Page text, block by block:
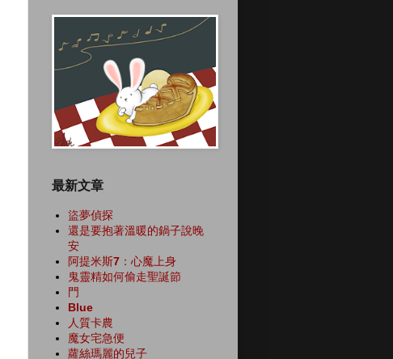
最新文章
盜夢偵探
還是要抱著溫暖的鍋子說晚
安
阿提米斯7：心魔上身
鬼靈精如何偷走聖誕節
門
Blue
人質卡農
魔女宅急便
蘿絲瑪麗的兒子